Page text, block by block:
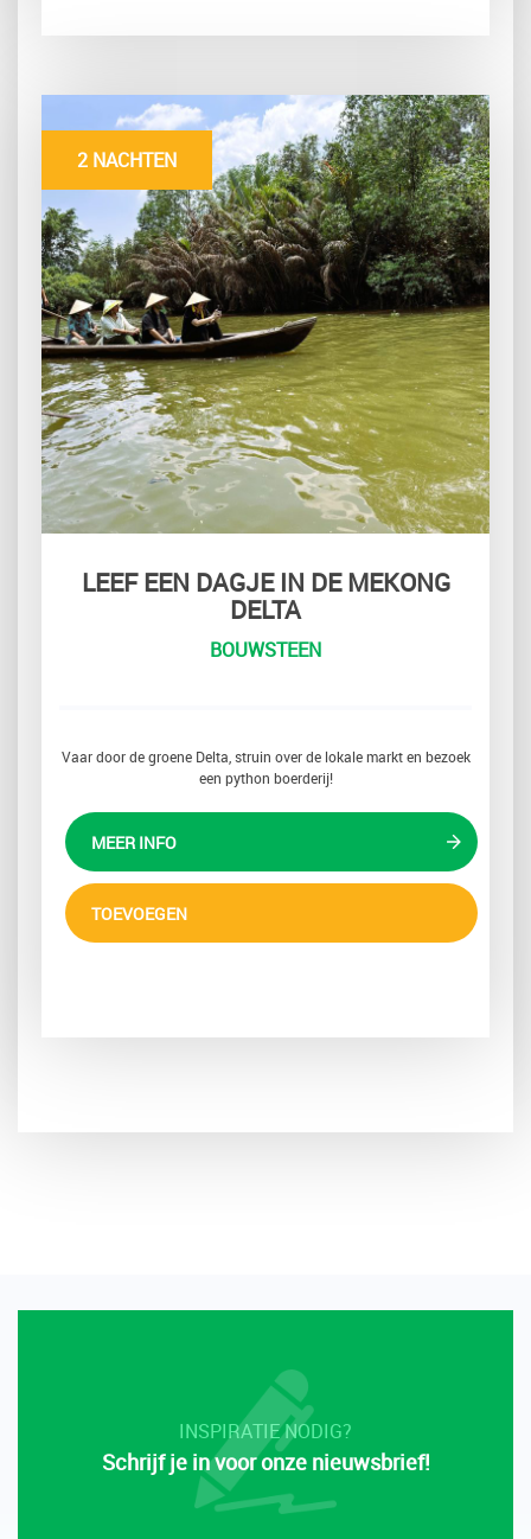
2 NACHTEN
LEEF EEN DAGJE IN DE MEKONG
DELTA
BOUWSTEEN
Vaar door de groene Delta, struin over de lokale markt en bezoek
een python boerderij!
MEER INFO
TOEVOEGEN
INSPIRATIE NODIG?
Schrijf je in voor onze nieuwsbrief!